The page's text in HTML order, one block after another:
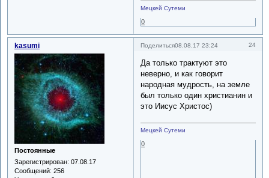
Мецкей Сутеми
0
Поделиться 24
08.08.17 23:24
kasumi
Постоянные
Зарегистрирован: 07.08.17
Сообщений: 256
Да только трактуют это
неверно, и как говорит
народная мудрость, на земле
был только один христианин и
это Иисус Христос)
Мецкей Сутеми
0